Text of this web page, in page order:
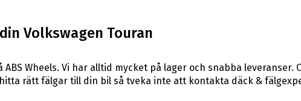
Volkswagen Touran
ABS Wheels. Vi har alltid mycket på lager och snabba leveranser.
rätt fälgar till din bil så tveka inte att kontakta däck &